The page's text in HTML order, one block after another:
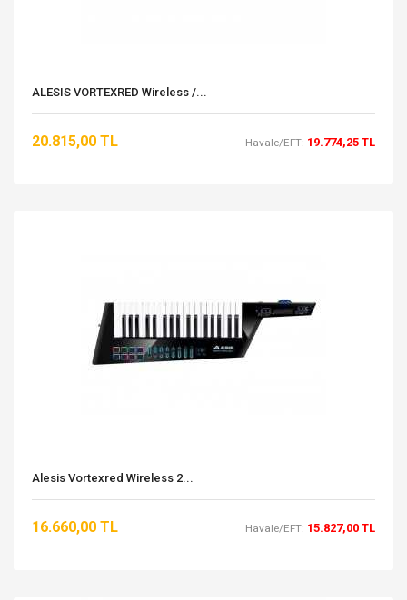
ALESIS VORTEXRED Wireless /...
20.815,00 TL Havale/EFT: 19.774,25 TL
Alesis Vortexred Wireless 2...
16.660,00 TL Havale/EFT: 15.827,00 TL